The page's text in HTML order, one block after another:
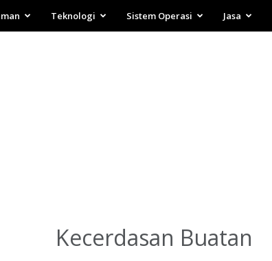
Teknologi Sistem Operasi Jasa
Kecerdasan Buatan